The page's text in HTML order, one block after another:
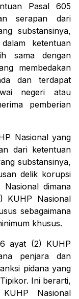
Pasal 605
serapan dari
substansinya,
ketentuan
sama dengan
membedakan
dan terdapat
negeri atau
pemberian
Nasional yang
dari ketentuan
substansinya,
delik korupsi
dimana
KUHP Nasional
sebagaimana
khusus.
ayat (2) KUHP
penjara dan
pidana yang
Ini berarti,
Nasional